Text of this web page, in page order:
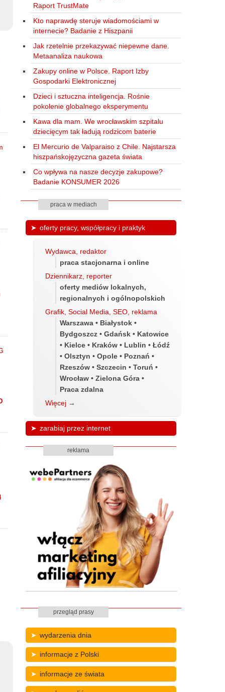
Raport TrustMate
Kto naprawdę steruje wiadomościami w
internecie? Badanie z Hiszpanii
Jak rzetelnie przekazywać niepewne dane.
Metaanaliza naukowa
Zakupy online w Polsce. Raport Izby
Gospodarki Elektronicznej
Dzieci i sztuczna inteligencja. Rośnie
pokolenie globalnego eksperymentu
Kawa dla mam. We wrocławskim szpitalu
dziecięcym tak ładują rodzicom baterie
El Mercurio de Valparaiso z Chile. Najstarsza
hiszpańskojęzyczna gazeta świata
Co wpływa na nasze decyzje zakupowe?
Badanie KONSUMER 2026
praca w mediach
oferty pracy, współpracy i praktyk
Wydawca, redaktor
praca stacjonarna i online
Dziennikarz, reporter
oferty mediów lokalnych,
regionalnych i ogólnopolskich
Grafik, Social Media, SEO, reklama
Warszawa • Białystok •
Bydgoszcz • Gdańsk • Katowice
• Kielce • Kraków • Lublin • Łódź
• Olsztyn • Opole • Poznań •
Rzeszów • Szczecin • Toruń •
Wrocław • Zielona Góra •
Praca zdalna
Więcej →
zarabiaj przez internet
reklama
przegląd prasy
wydarzenia dnia
informacje z Polski
informacje ze świata